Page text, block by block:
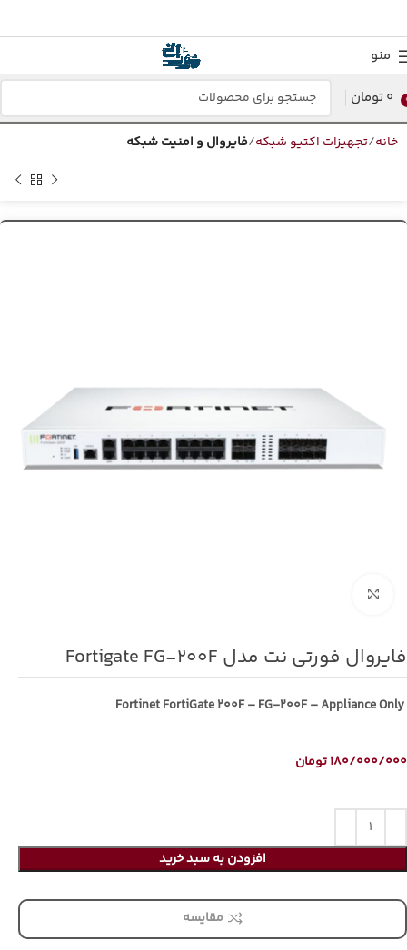
منو
0تومان
خانه تجهیزات اکتیو شبکه فایروال و امنیت شبکه
فایروال فورتی نت مدل Fortigate FG-200F
Fortinet FortiGate 200F – FG-200F – Appliance Only
180/000/000تومان
افزودن به سبد خرید
مقایسه